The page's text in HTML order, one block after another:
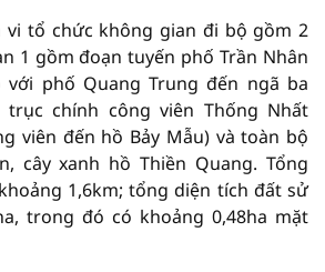
vi tổ chức không gian đi bộ gồm 2
1 gồm đoạn tuyến phố Trần Nhân
phố Quang Trung đến ngã ba
trục chính công viên Thống Nhất
viên đến hồ Bảy Mẫu) và toàn bộ
cây xanh hồ Thiền Quang. Tổng
1,6km; tổng diện tích đất sử
trong đó có khoảng 0,48ha mặt